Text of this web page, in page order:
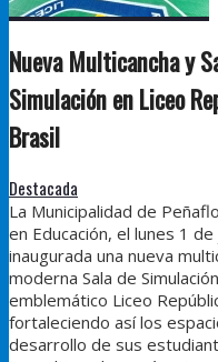
Nueva Multicancha y
Simulación en Liceo
Brasil
Destacada
La Municipalidad de
en Educación, el lunes 1
inaugurada una nueva
moderna Sala de
emblemático Liceo
fortaleciendo así los
desarrollo de sus